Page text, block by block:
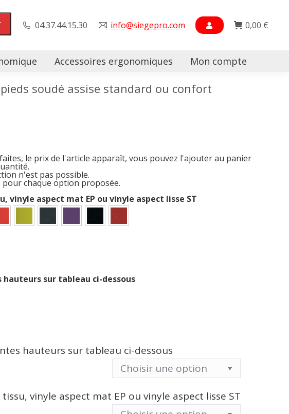
04.37.44.15.30 info@siegepro.com 0,00 €
Accessoires ergonomiques Mon compte
soudé assise standard ou confort
le prix de l'article apparaît, vous pouvez l'ajouter au panier
n'est pas possible.
chaque option proposée.
vinyle aspect mat EP ou vinyle aspect lisse ST
sur tableau ci-dessous
hauteurs sur tableau ci-dessous
vinyle aspect mat EP ou vinyle aspect lisse ST